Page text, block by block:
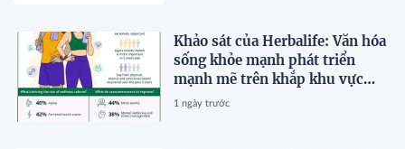
Khảo sát của Herbalife: Văn hóa
sống khỏe mạnh phát triển
mạnh mẽ trên khắp khu vực
Châu Á - Thái Bình Dương khi 4
1 ngày trước